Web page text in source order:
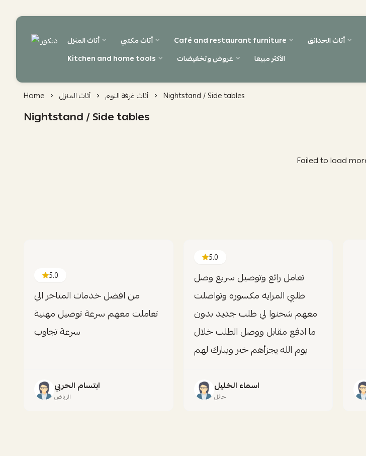
أثاث المنزل أثاث مكتبي Café and restaurant furniture أثاث الحدائق
Kitchen and home tools
عروض وتخفيضات الأكثر مبيعا
Home أثاث المنزل أثاث غرفة النوم Nightstand / Side tables
Nightstand / Side tables
Failed to load
5.0
من افضل خدمات المتاجر الي
تعاملت معهم سرعة توصيل مهنية
سرعة تجاوب
ابتسام الحربي
الرياض
5.0
تعامل رائع وتوصيل سريع وصل
طلبي المرايه مكسوره وتواصلت
معهم شحنوا لي طلب جديد بدون
ما ادفع مقابل ووصل الطلب خلال
يوم الله يجزأهم خير ويبارك لهم
اسماء الخليل
حائل